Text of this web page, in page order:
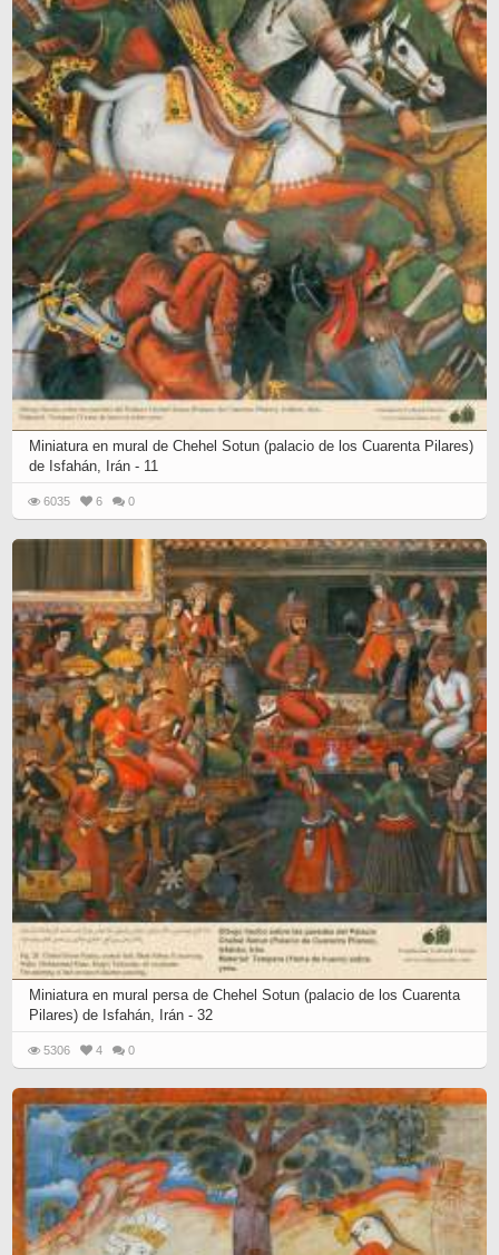
Miniatura en mural de Chehel Sotun (palacio de los Cuarenta Pilares)
de Isfahán, Irán - 11
6035 6 0
Miniatura en mural persa de Chehel Sotun (palacio de los Cuarenta
Pilares) de Isfahán, Irán - 32
5306 4 0